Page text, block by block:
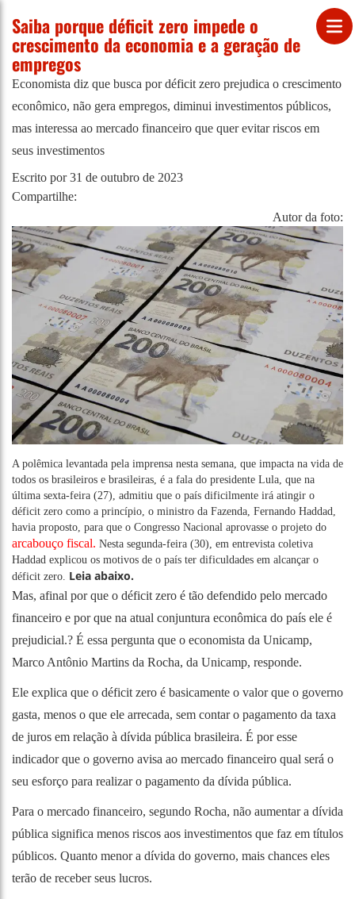
Saiba porque déficit zero impede o
crescimento da economia e a geração de
empregos
Economista diz que busca por déficit zero prejudica o crescimento
econômico, não gera empregos, diminui investimentos públicos,
mas interessa ao mercado financeiro que quer evitar riscos em
seus investimentos
Escrito por31 de outubro de 2023
Compartilhe:
Autor da foto:
A polêmica levantada pela imprensa nesta semana, que impacta na vida de
todos os brasileiros e brasileiras, é a fala do presidente Lula, que na
última sexta-feira (27), admitiu que o país dificilmente irá atingir o
déficit zero como a princípio, o ministro da Fazenda, Fernando Haddad,
havia proposto, para que o Congresso Nacional aprovasse o projeto do
arcabouço fiscal. Nesta segunda-feira (30), em entrevista coletiva
Haddad explicou os motivos de o país ter dificuldades em alcançar o
déficit zero. Leia abaixo.
Mas, afinal por que o déficit zero é tão defendido pelo mercado
financeiro e por que na atual conjuntura econômica do país ele é
prejudicial.? É essa pergunta que o economista da Unicamp,
Marco Antônio Martins da Rocha, da Unicamp, responde.
Ele explica que o déficit zero é basicamente o valor que o governo
gasta, menos o que ele arrecada, sem contar o pagamento da taxa
de juros em relação à dívida pública brasileira. É por esse
indicador que o governo avisa ao mercado financeiro qual será o
seu esforço para realizar o pagamento da dívida pública.
Para o mercado financeiro, segundo Rocha, não aumentar a dívida
pública significa menos riscos aos investimentos que faz em títulos
públicos. Quanto menor a dívida do governo, mais chances eles
terão de receber seus lucros.